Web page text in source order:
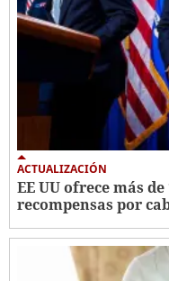
ACTUALIZACIÓN
EE UU ofrece más
recompensas por